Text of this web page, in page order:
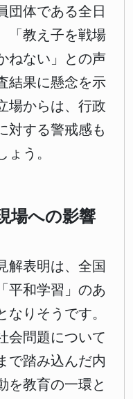
団体である全日
「教え子を戦場
ねない」との声
結果に懸念を示
場からは、行政
対する警戒感も
う。
場への影響
解表明は、全国
平和学習」のあ
りそうです。
会問題について
で踏み込んだ内
を教育の一環と